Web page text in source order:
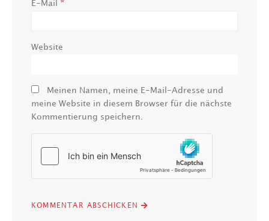
E-Mail *
Website
Meinen Namen, meine E-Mail-Adresse und
meine Website in diesem Browser für die nächste
Kommentierung speichern.